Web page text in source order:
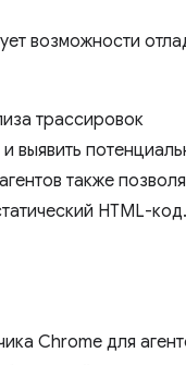
возможности
трассировок
выявить
также
HTML-код.
Chrome для